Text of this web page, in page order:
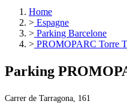
Home
> Espagne
> Parking Barcelone
> PROMOPARC Torre
Parking
Carrer de Tarragona, 161